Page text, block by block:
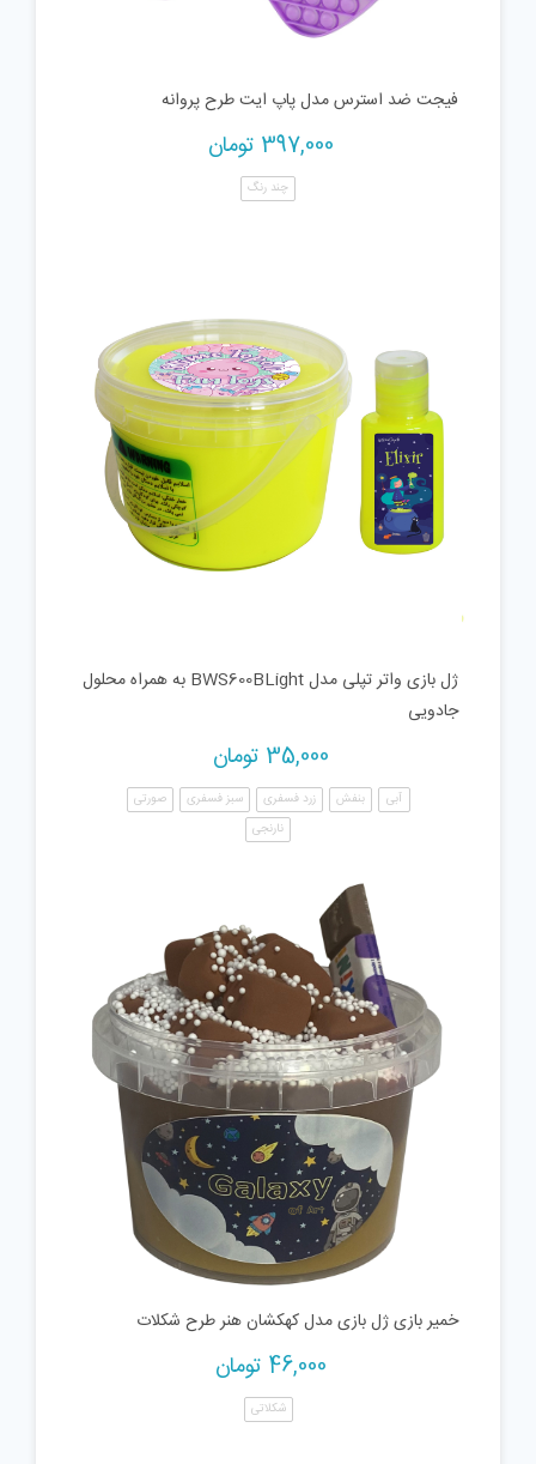
فیجت ضد استرس مدل پاپ ایت طرح پروانه
397,000 تومان
چند رنگ
ژل بازی واتر تپلی مدل BWS600BLight به همراه محلول
جادویی
35,000 تومان
آبی بنفش زرد فسفری سبز فسفری
صورتی
نارنجی
خمیر بازی ژل بازی مدل کهکشان هنر طرح شکلات
46,000 تومان
شکلاتی